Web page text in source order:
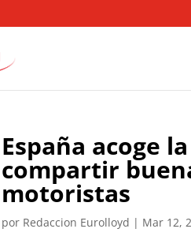
España acoge
compartir
motoristas
por Redaccion Eurolloyd | Mar 12,